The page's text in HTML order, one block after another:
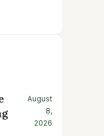
August
8,
2026